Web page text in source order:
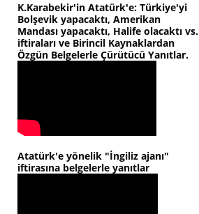
K.Karabekir'in Atatürk'e: Türkiye'yi
Bolşevik yapacaktı, Amerikan
Mandası yapacaktı, Halife olacaktı vs.
iftiraları ve Birincil Kaynaklardan
Özgün Belgelerle Çürütücü Yanıtlar.
Atatürk'e yönelik "İngiliz ajanı"
iftirasına belgelerle yanıtlar